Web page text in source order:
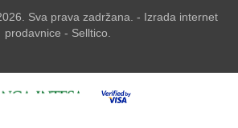
Sva prava zadržana. - Izrada internet
prodavnice - Selltico.